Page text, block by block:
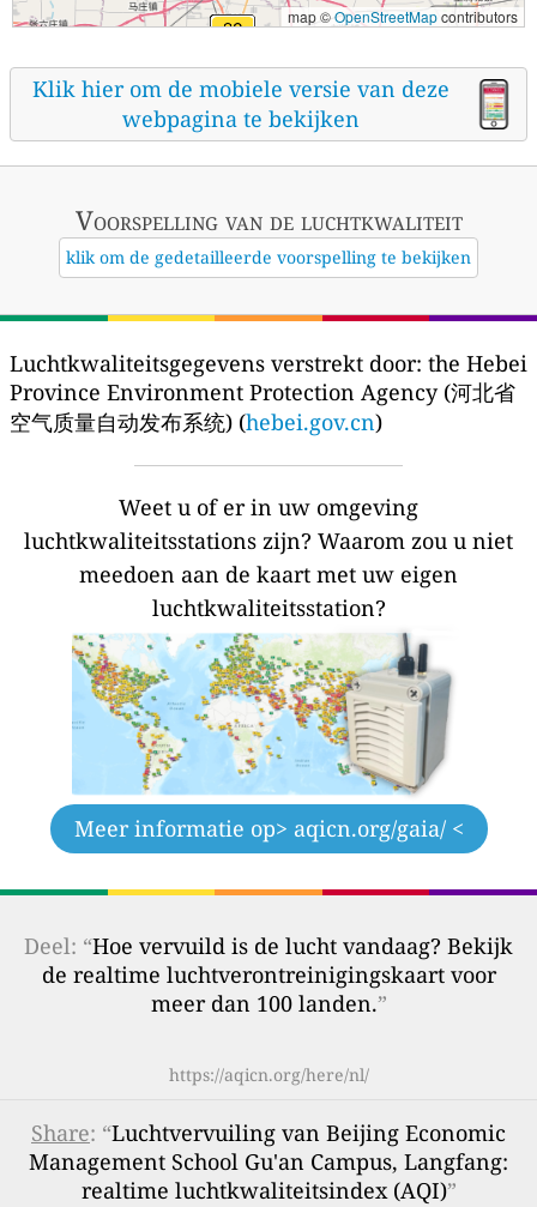
map ©OpenStreetMapcontributors
Klik hier om de mobiele versie van deze
webpagina te bekijken
Voorspelling van de luchtkwaliteit
klik om de gedetailleerde voorspelling te bekijken
Luchtkwaliteitsgegevens verstrekt door: the Hebei
Province Environment Protection Agency (河北省
空气质量自动发布系统) (hebei.gov.cn)
Weet u of er in uw omgeving
luchtkwaliteitsstations zijn? Waarom zou u niet
meedoen aan de kaart met uw eigen
luchtkwaliteitsstation?
Meer informatie op> aqicn.org/gaia/ <
Deel: “Hoe vervuild is de lucht vandaag? Bekijk
de realtime luchtverontreinigingskaart voor
meer dan 100 landen.”
https://aqicn.org/here/nl/
Share: “Luchtvervuiling van Beijing Economic
Management School Gu'an Campus, Langfang:
realtime luchtkwaliteitsindex (AQI)”